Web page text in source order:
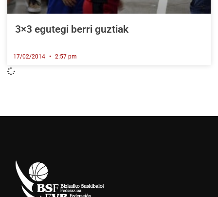
3×3 egutegi berri guztiak
17/02/2014 2:57 pm